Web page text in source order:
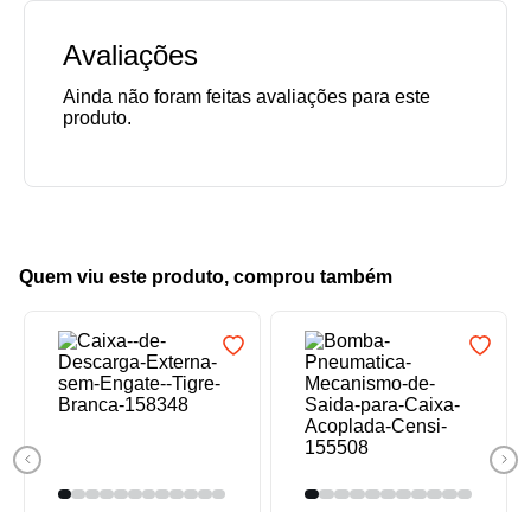
Avaliações
Quem viu este produto, comprou também